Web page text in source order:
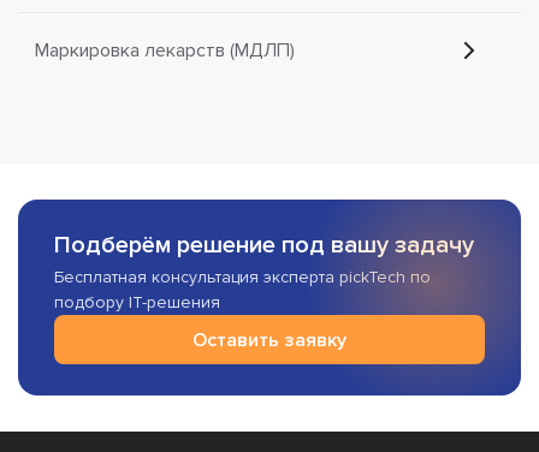
Маркировка лекарств (МДЛП)
Подберём решение под вашу задачу
Бесплатная консультация эксперта pickTech по
подбору IT-решения
Оставить заявку